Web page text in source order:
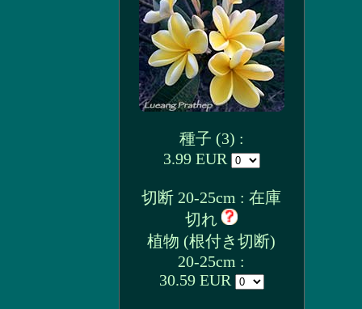
種子 (3) :
3.99 EUR
切断 20-25cm : 在庫
切れ
植物 (根付き切断)
20-25cm :
30.59 EUR